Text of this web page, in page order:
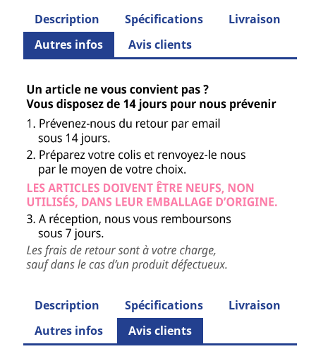
Description Spécifications
Livraison
Autres infos
Avis clients
Description Spécifications
Livraison
Autres infos
Avis clients